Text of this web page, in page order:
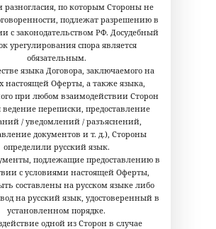
по которым Стороны не
подлежат разрешению в
с законодательством РФ. Досудебный
урегулирования спора является
обязательным.
языка Договора, заключаемого на
настоящей Оферты, а также языка,
при любом взаимодействии Сторон
переписки, предоставление
/ уведомлений / разъяснений,
документов и т. д.), Стороны
определили русский язык.
подлежащие предоставлению в
с условиями настоящей Оферты,
составлены на русском языке либо
на русский язык, удостоверенный в
установленном порядке.
одной из Сторон в случае